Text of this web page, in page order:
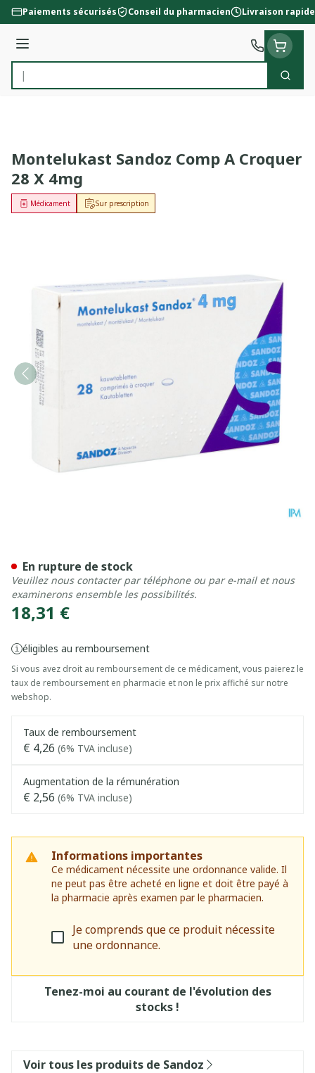
Aller au contenu
Paiements sécurisés Conseil du pharmacien Livraison rapide
Menu
Rechercher
Montelukast Sandoz Comp A Croquer
28 X 4mg
Sur prescription
Médicament
18,31 €
éligibles au remboursement
Si vous avez droit au remboursement de ce médicament, vous paierez le
taux de remboursement en pharmacie et non le prix affiché sur notre
webshop.
Taux de remboursement
€ 4,26 (6% TVA incluse)
Augmentation de la rémunération
€ 2,56 (6% TVA incluse)
Informations importantes
Ce médicament nécessite une ordonnance valide. Il
ne peut pas être acheté en ligne et doit être payé à
la pharmacie après examen par le pharmacien.
Je comprends que ce produit nécessite
une ordonnance.
Tenez-moi au courant de l'évolution des
stocks !
En rupture de stock
Veuillez nous contacter par téléphone ou par e-mail et nous
examinerons ensemble les possibilités.
Voir tous les produits de Sandoz